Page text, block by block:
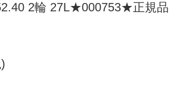
2輪 27L★000753★正規品